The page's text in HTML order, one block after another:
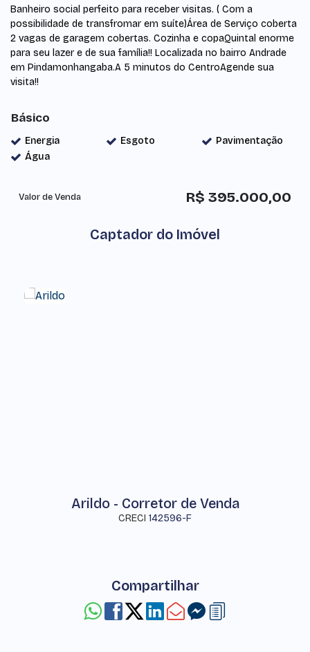
Banheiro social perfeito para receber visitas. ( Com a
possibilidade de transfromar em suíte)Área de Serviço coberta
2 vagas de garagem cobertas. Cozinha e copaQuintal enorme
para seu lazer e de sua família!! Localizada no bairro Andrade
em Pindamonhangaba.A 5 minutos do CentroAgende sua
visita!!
Básico
Energia Esgoto
Pavimentação
Água
R$ 395.000,00
Valor de Venda
Captador do Imóvel
Arildo - Corretor de Venda
CRECI 142596-F
Compartilhar